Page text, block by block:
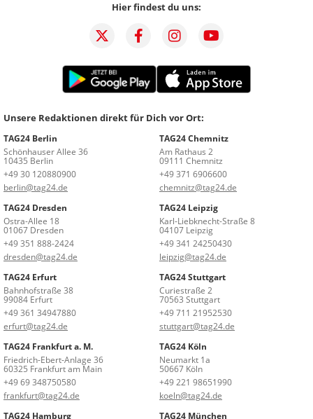
Hier findest du uns:
Unsere Redaktionen direkt für Dich vor Ort:
TAG24 Berlin
Schönhauser Allee 36
10435 Berlin
+49 30 120880900
berlin@tag24.de
TAG24 Chemnitz
Am Rathaus 2
09111 Chemnitz
+49 371 6906600
chemnitz@tag24.de
TAG24 Dresden
Ostra-Allee 18
01067 Dresden
+49 351 888-2424
dresden@tag24.de
TAG24 Leipzig
Karl-Liebknecht-Straße 8
04107 Leipzig
+49 341 24250430
leipzig@tag24.de
TAG24 Erfurt
Bahnhofstraße 38
99084 Erfurt
+49 361 34947880
erfurt@tag24.de
TAG24 Stuttgart
Curiestraße 2
70563 Stuttgart
+49 711 21952530
stuttgart@tag24.de
TAG24 Frankfurt a. M.
Friedrich-Ebert-Anlage 36
60325 Frankfurt am Main
+49 69 348750580
frankfurt@tag24.de
TAG24 Köln
Neumarkt 1a
50667 Köln
+49 221 98651990
koeln@tag24.de
TAG24 Hamburg
TAG24 München